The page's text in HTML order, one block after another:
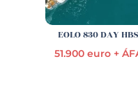
EOLO 830 DAY HBS
51.900 euro +